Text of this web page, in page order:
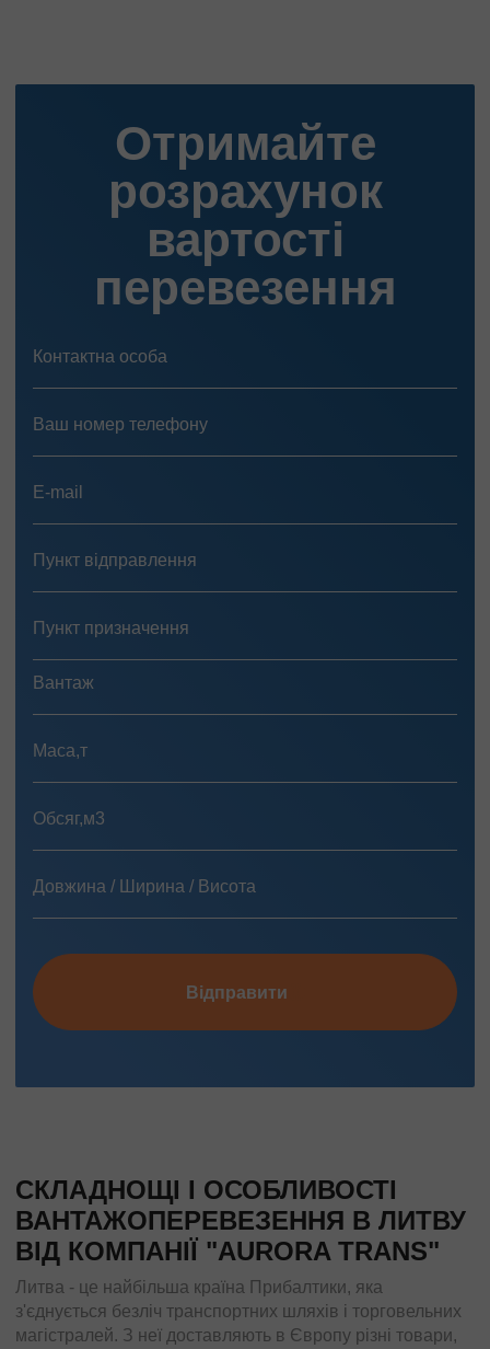
Отримайте
розрахунок
вартості
перевезення
Відправити
СКЛАДНОЩІ І ОСОБЛИВОСТІ
ВАНТАЖОПЕРЕВЕЗЕННЯ В ЛИТВУ
ВІД КОМПАНІЇ "AURORA TRANS"
Литва - це найбільша країна Прибалтики, яка
з'єднується безліч транспортних шляхів і торговельних
магістралей. З неї доставляють в Європу різні товари,